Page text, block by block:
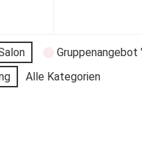
Gruppenangebot
Alle Kategorien